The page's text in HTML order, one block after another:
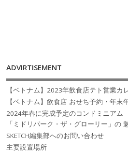
ADVIRTISEMENT
【ベトナム】2023年飲食店テト営業カ
【ベトナム】飲食店 おせち予約・年末
2024年春に完成予定のコンドミニアム
「ミドリパーク・ザ・グローリー」の
SKETCH編集部へのお問い合わせ
主要設置場所